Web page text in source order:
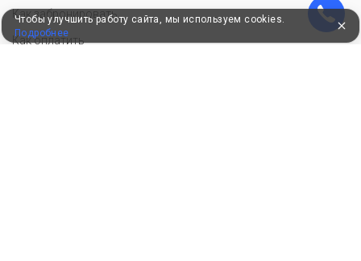
Как забронировать
Как оплатить
Чтобы улучшить работу сайта, мы используем cookies.
Подробнее